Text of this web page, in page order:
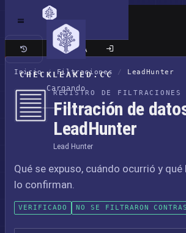
CHECKLEAKED.CC
Cargando
Sitio clásico
Inicio / Filtraciones / LeadHunter
REGISTRO DE FILTRACIONES
Filtración de
LeadHunter
Lead Hunter
Qué se expuso, cuándo ocurrió y
lo confirman.
VERIFICADO NO SE FILTRARON